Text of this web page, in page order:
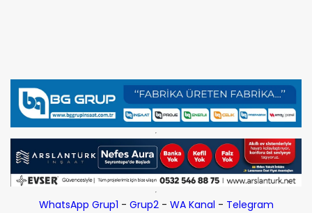
WhatsApp Grup1 - Grup2- WA Kanal - Telegram